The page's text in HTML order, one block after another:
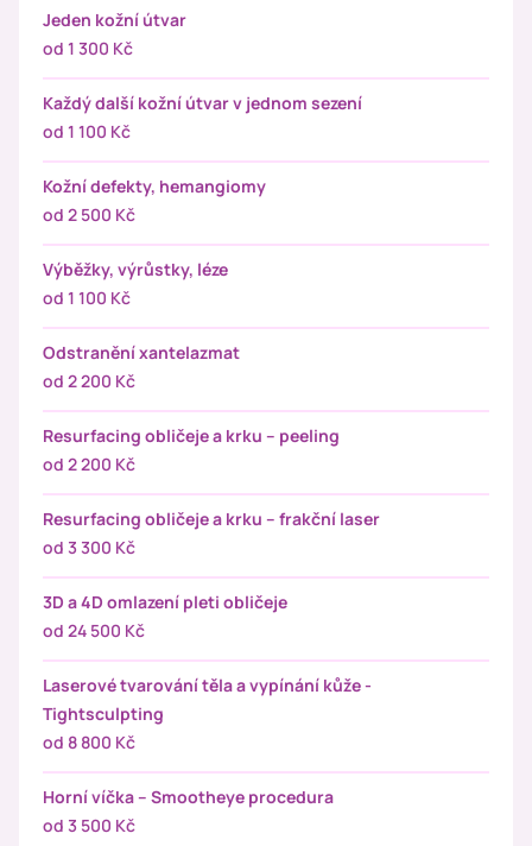
Jeden kožní útvar
od 1 300 Kč
Každý další kožní útvar v jednom sezení
od 1 100 Kč
Kožní defekty, hemangiomy
od 2 500 Kč
Výběžky, výrůstky, léze
od 1 100 Kč
Odstranění xantelazmat
od 2 200 Kč
Resurfacing obličeje a krku – peeling
od 2 200 Kč
Resurfacing obličeje a krku – frakční laser
od 3 300 Kč
3D a 4D omlazení pleti obličeje
od 24 500 Kč
Laserové tvarování těla a vypínání kůže -
Tightsculpting
od 8 800 Kč
Horní víčka – Smootheye procedura
od 3 500 Kč